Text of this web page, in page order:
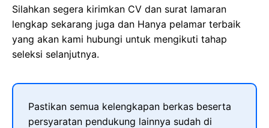
Silahkan segera kirimkan CV dan surat lamaran
lengkap sekarang juga dan Hanya pelamar terbaik
yang akan kami hubungi untuk mengikuti tahap
seleksi selanjutnya.
Pastikan semua kelengkapan berkas beserta
persyaratan pendukung lainnya sudah di